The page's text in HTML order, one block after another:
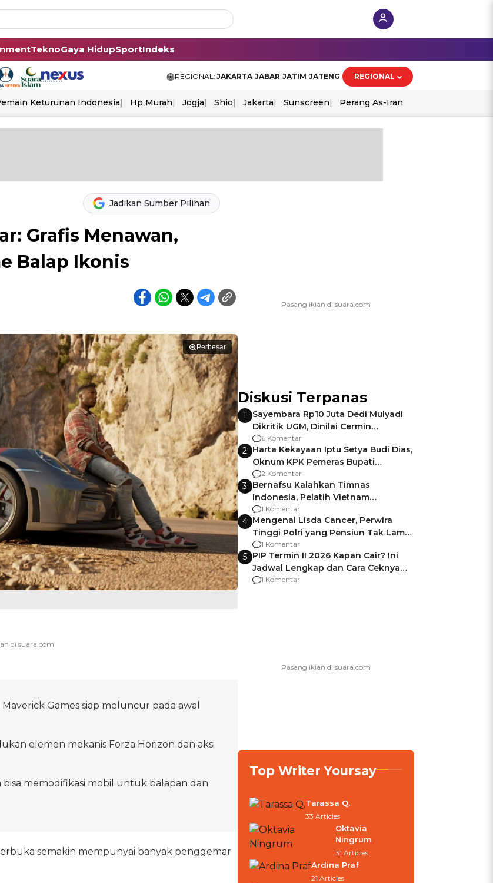
TeknoGaya HidupSportIndeks
REGIONAL: JAKARTA JABAR JATIM JATENG REGIONAL
Keturunan Indonesia Hp Murah Jogja Shio Jakarta Sunscreen Perang As-Iran
Jadikan Sumber Pilihan
Grafis Menawan,
Balap Ikonis
Perbesar
Games siap meluncur pada awal
elemen mekanis Forza Horizon dan aksi
bisa memodifikasi mobil untuk balapan dan
semakin mempunyai banyak penggemar
Diskusi Terpanas
1
Sayembara Rp10 Juta Dedi Mulyadi
Dikritik UGM, Dinilai Cermin
Gagalnya Negara Jamin Keamanan
6 Komentar
2 Harta Kekayaan Iptu Setya Budi Dias,
Oknum KPK Pemeras Bupati
Pemalang
2 Komentar
3 Bernafsu Kalahkan Timnas
Indonesia, Pelatih Vietnam
Berencana Pakai Jimat di Pakansari
1 Komentar
4 Mengenal Lisda Cancer, Perwira
Tinggi Polri yang Pensiun Tak Lama
Usai Jadi Brigjen
1 Komentar
5 PIP Termin II 2026 Kapan Cair? Ini
Jadwal Lengkap dan Cara Ceknya
agar Dana Tidak Hangus!
1 Komentar
Top Writer Yoursay
Tarassa Q.
33 Articles
Oktavia
Ningrum
31 Articles
Ardina Praf
21 Articles